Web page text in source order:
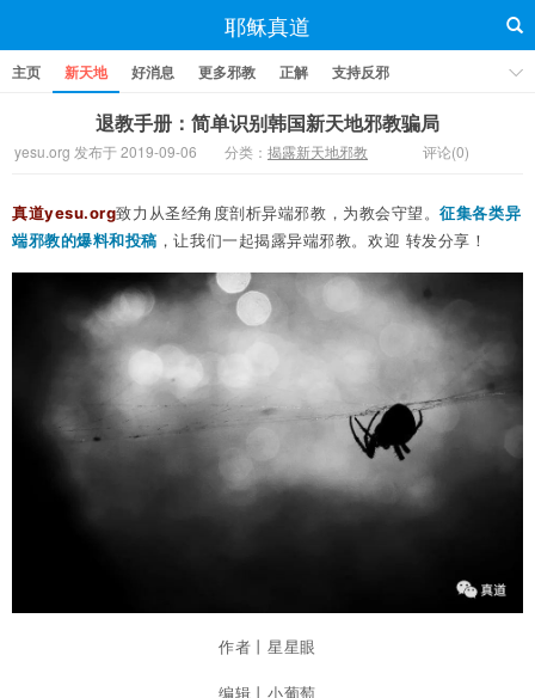
耶稣真道
主页 新天地 好消息 更多邪教 正解 支持反邪
退教手册：简单识别韩国新天地邪教骗局
yesu.org 发布于 2019-09-06 分类： 揭露新天地邪教 评论(0)
真道yesu.org致力从圣经角度剖析异端邪教，为教会守望。征集各类异
端邪教的爆料和投稿 ，让我们一起揭露异端邪教。欢迎 转发分享！
作者丨星星眼
编辑丨小葡萄